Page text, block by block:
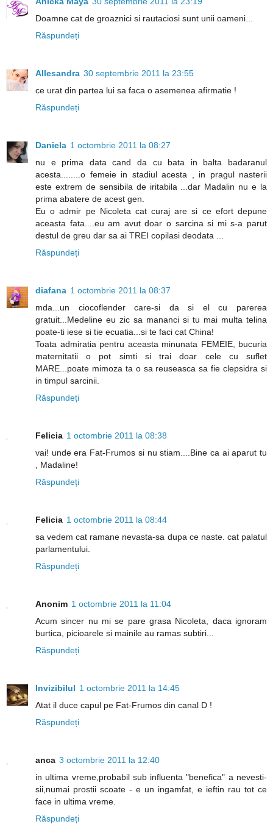
Doamne cat de groaznici si rautaciosi sunt unii oameni...
Răspundeți
Allesandra 30 septembrie 2011 la 23:55
ce urat din partea lui sa faca o asemenea afirmatie !
Răspundeți
Daniela 1 octombrie 2011 la 08:27
nu e prima data cand da cu bata in balta badaranul
acesta........o femeie in stadiul acesta , in pragul nasterii
este extrem de sensibila de iritabila ...dar Madalin nu e la
prima abatere de acest gen.
Eu o admir pe Nicoleta cat curaj are si ce efort depune
aceasta fata....eu am avut doar o sarcina si mi s-a parut
destul de greu dar sa ai TREI copilasi deodata ...
Răspundeți
diafana 1 octombrie 2011 la 08:37
mda...un ciocoflender care-si da si el cu parerea
gratuit...Medeline eu zic sa mananci si tu mai multa telina
poate-ti iese si tie ecuatia...si te faci cat China!
Toata admiratia pentru aceasta minunata FEMEIE, bucuria
maternitatii o pot simti si trai doar cele cu suflet
MARE...poate mimoza ta o sa reuseasca sa fie clepsidra si
in timpul sarcinii.
Răspundeți
Felicia 1 octombrie 2011 la 08:38
vai! unde era Fat-Frumos si nu stiam....Bine ca ai aparut tu
, Madaline!
Răspundeți
Felicia 1 octombrie 2011 la 08:44
sa vedem cat ramane nevasta-sa dupa ce naste. cat palatul
parlamentului.
Răspundeți
Anonim 1 octombrie 2011 la 11:04
Acum sincer nu mi se pare grasa Nicoleta, daca ignoram
burtica, picioarele si mainile au ramas subtiri...
Răspundeți
Invizibilul 1 octombrie 2011 la 14:45
Atat il duce capul pe Fat-Frumos din canal D !
Răspundeți
anca 3 octombrie 2011 la 12:40
in ultima vreme,probabil sub influenta "benefica" a nevesti-
sii,numai prostii scoate - e un ingamfat, e ieftin rau tot ce
face in ultima vreme.
Răspundeți